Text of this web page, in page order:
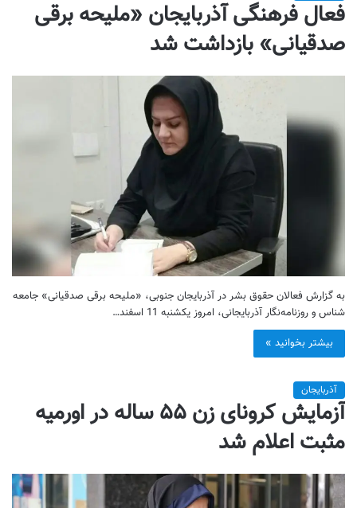
فعال فرهنگی آذربایجان «ملیحه برقی
صدقیانی» بازداشت شد
به گزارش فعالان حقوق بشر در آذربایجان جنوبی، «ملیحه برقی صدقیانی» جامعه
شناس و روزنامه‌نگار آذربایجانی، امروز یکشنبه 11 اسفند…
بیشتر بخوانید »
آذربایجان
آزمایش کرونای زن ۵۵ ساله در اورمیه
مثبت اعلام شد